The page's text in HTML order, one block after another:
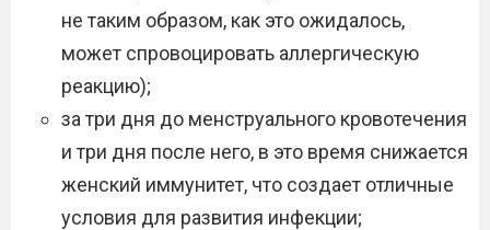
не таким образом, как это ожидалось,
может спровоцировать аллергическую
реакцию);
за три дня до менструального кровотечения
и три дня после него, в это время снижается
женский иммунитет, что создает отличные
условия для развития инфекции;